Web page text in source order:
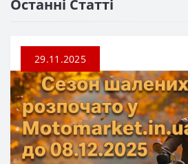
Останні Статті
29.11.2025